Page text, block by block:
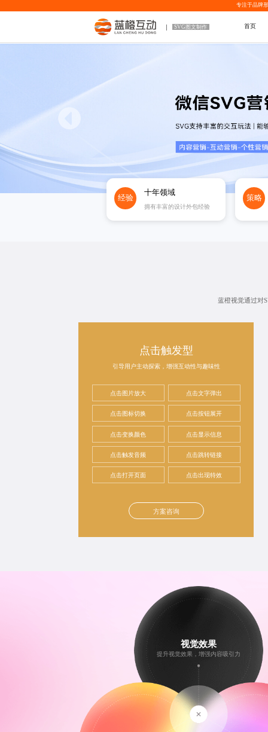
专注于品牌
SVG图文制作 首页
经验
十年领域
拥有丰富的设计外包经验
策略
蓝橙视觉通过对
点击触发型
引导用户主动探索，增强互动性与趣味性
点击图片放大 点击文字弹出
点击图标切换 点击按钮展开
点击变换颜色 点击显示信息
点击触发音频 点击跳转链接
点击打开页面 点击出现特效
方案咨询
视觉效果
提升视觉效果，增强内容吸引力